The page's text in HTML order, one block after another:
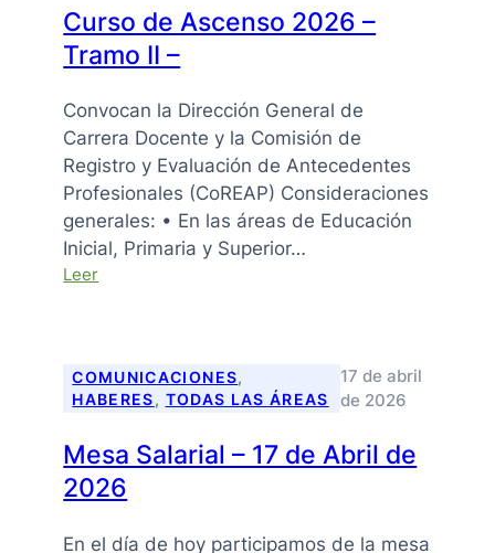
y
del
Curso de Ascenso 2026 –
Tramo II –
Convocan la Dirección General de
Carrera Docente y la Comisión de
Registro y Evaluación de Antecedentes
Profesionales (CoREAP) Consideraciones
generales: • En las áreas de Educación
Inicial, Primaria y Superior…
Leer:
2026
–
–
COMUNICACIONES
HABERES, TODAS LAS ÁREAS
17 de abril
de 2026
Mesa Salarial – 17 de Abril de
2026
En el día de hoy participamos de la mesa